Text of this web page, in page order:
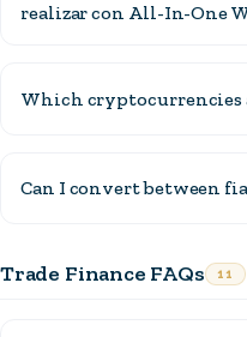
realizar con All-In-One
Which cryptocurrencies
Can I convert between
Trade Finance FAQs 11